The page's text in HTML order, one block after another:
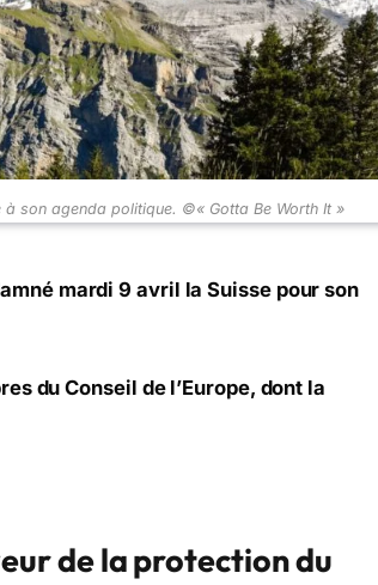
à son agenda politique. ©« Gotta Be Worth It »
mardi 9 avril la Suisse pour son
du Conseil de l’Europe, dont la
de la protection du